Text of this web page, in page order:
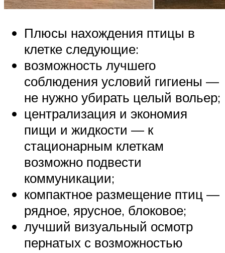
Плюсы нахождения птицы в
клетке следующие:
возможность лучшего
соблюдения условий гигиены —
не нужно убирать целый вольер;
централизация и экономия
пищи и жидкости — к
стационарным клеткам
возможно подвести
коммуникации;
компактное размещение птиц —
рядное, ярусное, блоковое;
лучший визуальный осмотр
пернатых с возможностью